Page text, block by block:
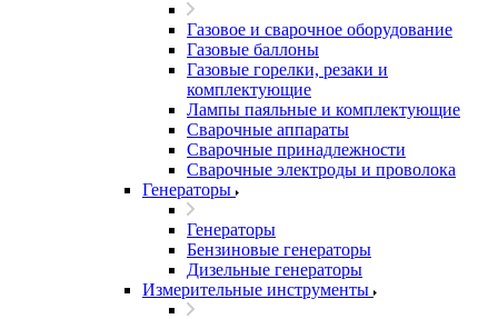
Газовое и сварочное оборудование
Газовые баллоны
Газовые горелки, резаки и
комплектующие
Лампы паяльные и комплектующие
Сварочные аппараты
Сварочные принадлежности
Сварочные электроды и проволока
Генераторы
Генераторы
Бензиновые генераторы
Дизельные генераторы
Измерительные инструменты